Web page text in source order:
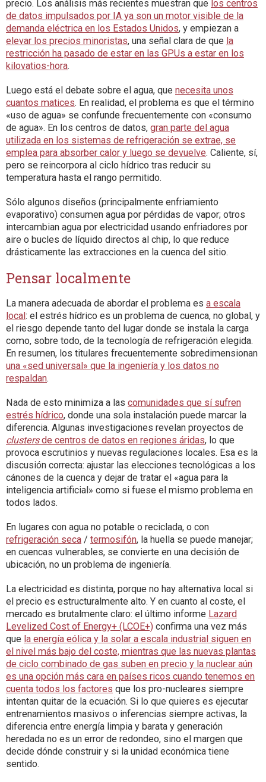
precio. Los análisis más recientes muestran que los centros
de datos impulsados por IA ya son un motor visible de la
demanda eléctrica en los Estados Unidos, y empiezan a
elevar los precios minoristas, una señal clara de que la
restricción ha pasado de estar en las GPUs a estar en los
kilovatios-hora.
Luego está el debate sobre el agua, que necesita unos
cuantos matices. En realidad, el problema es que el término
«uso de agua» se confunde frecuentemente con «consumo
de agua». En los centros de datos, gran parte del agua
utilizada en los sistemas de refrigeración se extrae, se
emplea para absorber calor y luego se devuelve. Caliente, sí,
pero se reincorpora al ciclo hídrico tras reducir su
temperatura hasta el rango permitido.
Sólo algunos diseños (principalmente enfriamiento
evaporativo) consumen agua por pérdidas de vapor; otros
intercambian agua por electricidad usando enfriadores por
aire o bucles de líquido directos al chip, lo que reduce
drásticamente las extracciones en la cuenca del sitio.
Pensar localmente
La manera adecuada de abordar el problema es a escala
local : el estrés hídrico es un problema de cuenca, no global, y
el riesgo depende tanto del lugar donde se instala la carga
como, sobre todo, de la tecnología de refrigeración elegida.
En resumen, los titulares frecuentemente sobredimensionan
una «sed universal» que la ingeniería y los datos no
respaldan.
Nada de esto minimiza a las comunidades que sí sufren
estrés hídrico, donde una sola instalación puede marcar la
diferencia. Algunas investigaciones revelan proyectos de
clustersde centros de datos en regiones áridas, lo que
provoca escrutinios y nuevas regulaciones locales. Esa es la
discusión correcta: ajustar las elecciones tecnológicas a los
cánones de la cuenca y dejar de tratar el «agua para la
inteligencia artificial» como si fuese el mismo problema en
todos lados.
En lugares con agua no potable o reciclada, o con
refrigeración seca / termosifón, la huella se puede manejar;
en cuencas vulnerables, se convierte en una decisión de
ubicación, no un problema de ingeniería.
La electricidad es distinta, porque no hay alternativa local si
el precio es estructuralmente alto. Y en cuanto al coste, el
mercado es brutalmente claro: el último informe Lazard
Levelized Cost of Energy+ (LCOE+) confirma una vez más
que la energía eólica y la solar a escala industrial siguen en
el nivel más bajo del coste, mientras que las nuevas plantas
de ciclo combinado de gas suben en precio y la nuclear aún
es una opción más cara en países ricos cuando tenemos en
cuenta todos los factores que los pro-nucleares siempre
intentan quitar de la ecuación. Si lo que quieres es ejecutar
entrenamientos masivos o inferencias siempre activas, la
diferencia entre energía limpia y barata y generación
heredada no es un error de redondeo, sino el margen que
decide dónde construir y si la unidad económica tiene
sentido.